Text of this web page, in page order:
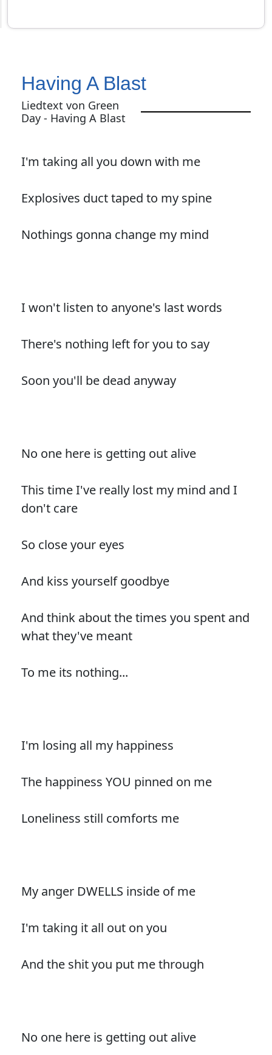
Having A Blast
Liedtext von Green
Day - Having A Blast
I'm taking all you down with me
Explosives duct taped to my spine
Nothings gonna change my mind
I won't listen to anyone's last words
There's nothing left for you to say
Soon you'll be dead anyway
No one here is getting out alive
This time I've really lost my mind and I
don't care
So close your eyes
And kiss yourself goodbye
And think about the times you spent and
what they've meant
To me its nothing...
I'm losing all my happiness
The happiness YOU pinned on me
Loneliness still comforts me
My anger DWELLS inside of me
I'm taking it all out on you
And the shit you put me through
No one here is getting out alive